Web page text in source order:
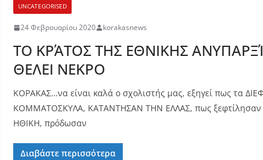
UNCATEGORISED
24 Φεβρουαρίου 2020 korakasnews
ΤΟ ΚΡΆΤΟΣ ΤΗΣ ΕΘΝΙΚΗΣ
ΘΕΛΕΙ ΝΕΚΡΟ
ΚΟΡΑΚΑΣ…να είναι καλά ο σχολιστής μας, εξηγεί πως τα
ΚΟΜΜΑΤΟΣΚΥΛΑ, ΚΑΤΑΝΤΗΣΑΝ ΤΗΝ ΕΛΛΑΣ, πως ξεφτίλησαν
ΗΘΙΚΗ, πρόδωσαν
Διαβάστε περισσότερα